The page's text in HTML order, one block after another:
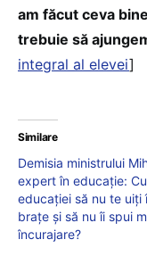
am făcut ceva
trebuie să
integral al elevei]
Similare
Demisia ministrului
expert în educație:
educației să nu te uiți
brațe și să nu îi spui
încurajare?